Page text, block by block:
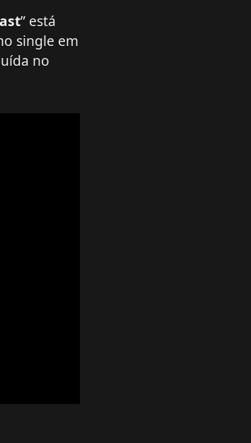
” está
single em
no